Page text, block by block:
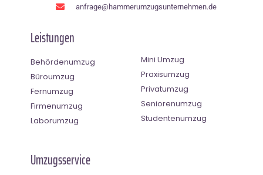
anfrage@hammerumzugsunternehmen.de
Leistungen
Behördenumzug
Büroumzug
Fernumzug
Firmenumzug
Laborumzug
Mini Umzug
Praxisumzug
Privatumzug
Seniorenumzug
Studentenumzug
Umzugsservice